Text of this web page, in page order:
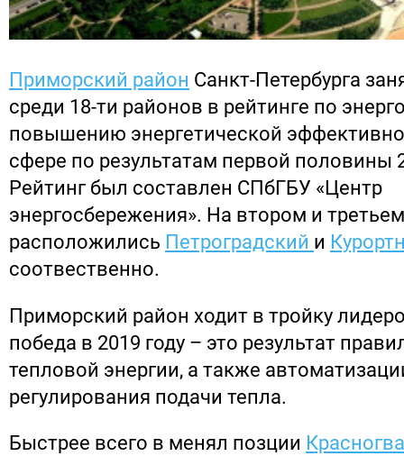
Приморский район Санкт-Петербурга
среди 18-ти районов в рейтинге по
повышению энергетической
сфере по результатам первой половины
Рейтинг был составлен СПбГБУ «Центр
энергосбережения». На втором и
расположились Петроградский и
соотвественно.
Приморский район ходит в тройку
победа в 2019 году – это результат
тепловой энергии, а также
регулирования подачи тепла.
Быстрее всего в менял позции